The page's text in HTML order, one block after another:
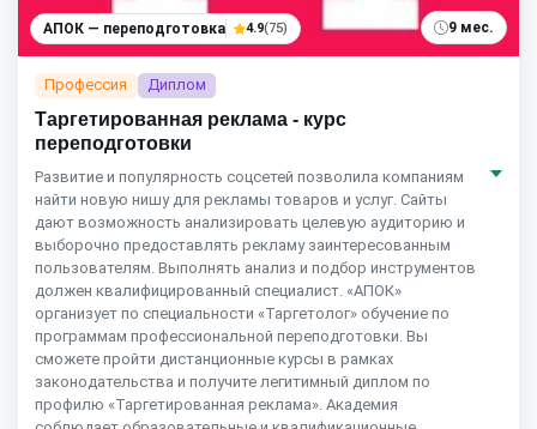
АПОК — переподготовка 4.9(75) 9 мес.
Профессия Диплом
Таргетированная реклама - курс
переподготовки
Развитие и популярность соцсетей позволила компаниям
найти новую нишу для рекламы товаров и услуг. Сайты
дают возможность анализировать целевую аудиторию и
выборочно предоставлять рекламу заинтересованным
пользователям. Выполнять анализ и подбор инструментов
должен квалифицированный специалист. «АПОК»
организует по специальности «Таргетолог» обучение по
программам профессиональной переподготовки. Вы
сможете пройти дистанционные курсы в рамках
законодательства и получите легитимный диплом по
профилю «Таргетированная реклама». Академия